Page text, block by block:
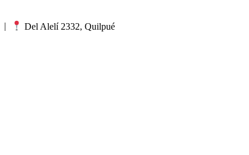
Del Alelí 2332, Quilpué